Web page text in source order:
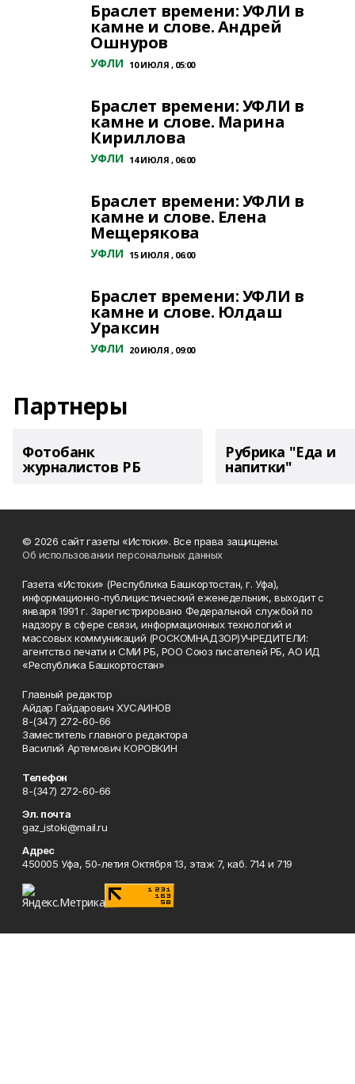
Браслет времени: УФЛИ в
камне и слове. Андрей
Ошнуров
УФЛИ 10 ИЮЛЯ , 05:00
Браслет времени: УФЛИ в
камне и слове. Марина
Кириллова
УФЛИ 14 ИЮЛЯ , 06:00
Браслет времени: УФЛИ в
камне и слове. Елена
Мещерякова
УФЛИ 15 ИЮЛЯ , 06:00
Браслет времени: УФЛИ в
камне и слове. Юлдаш
Ураксин
УФЛИ 20 ИЮЛЯ , 09:00
Партнеры
Фотобанк
журналистов РБ
Рубрика "Еда и
напитки"
© 2026 сайт газеты «Истоки». Все права защищены.
Об использовании персональных данных
Газета «Истоки» (Республика Башкортостан, г. Уфа),
информационно-публицистический еженедельник, выходит с
января 1991 г. Зарегистрировано Федеральной службой по
надзору в сфере связи, информационных технологий и
массовых коммуникаций (РОСКОМНАДЗОР)УЧРЕДИТЕЛИ:
агентство печати и СМИ РБ, РОО Союз писателей РБ, АО ИД
«Республика Башкортостан»
Главный редактор
Айдар Гайдарович ХУСАИНОВ
8-(347) 272-60-66
Заместитель главного редактора
Василий Артемович КОРОВКИН
Телефон
8-(347) 272-60-66
Эл. почта
gaz_istoki@mail.ru
Адрес
450005 Уфа, 50-летия Октября 13, этаж 7, каб. 714 и 719